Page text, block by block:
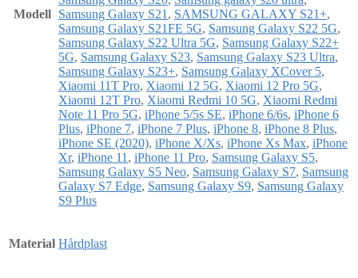
Modell
Samsung Galaxy S21 , SAMSUNG GALAXY S21+,
Samsung Galaxy S21FE 5G, Samsung Galaxy S22 5G,
Samsung Galaxy S22 Ultra 5G, Samsung Galaxy S22+
5G, Samsung Galaxy S23, Samsung Galaxy S23 Ultra,
Samsung Galaxy S23+, Samsung Galaxy XCover 5,
Xiaomi 11T Pro, Xiaomi 12 5G, Xiaomi 12 Pro 5G,
Xiaomi 12T Pro, Xiaomi Redmi 10 5G, Xiaomi Redmi
Note 11 Pro 5G, iPhone 5/5s SE, iPhone 6/6s, iPhone 6
Plus, iPhone 7, iPhone 7 Plus, iPhone 8, iPhone 8 Plus,
iPhone SE (2020), iPhone X/Xs, iPhone Xs Max, iPhone
Xr, iPhone 11 , iPhone 11 Pro, Samsung Galaxy S5,
Samsung Galaxy S5 Neo, Samsung Galaxy S7, Samsung
Galaxy S7 Edge, Samsung Galaxy S9, Samsung Galaxy
S9 Plus
Material Hårdplast